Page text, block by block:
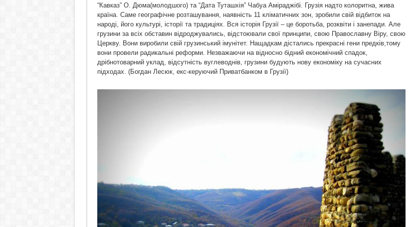
“Кавказ” О. Дюма(молодшого) та “Дата Туташхія” Чабуа Аміраджібі. Грузія надто колоритна, жива
країна. Саме географічне розташування, наявність 11 кліматичних зон, зробили свій відбиток на
народі, його культурі, історії та традиціях. Вся історія Грузії – це боротьба, розквіти і занепади. Але
грузини за всіх обставин відроджувались, відстоювали свої принципи, свою Православну Віру, свою
Церкву. Вони виробили свій грузинський імунітет. Нащадкам дістались прекрасні гени предків,тому
вони провели радикальні реформи. Незважаючи на відносно бідний економічний спадок,
дрібнотоварний уклад, відсутність вуглеводнів, грузини будують нову економіку на сучасних
підходах. (Богдан Лесюк, екс-керуючий Приватбанком в Грузії)